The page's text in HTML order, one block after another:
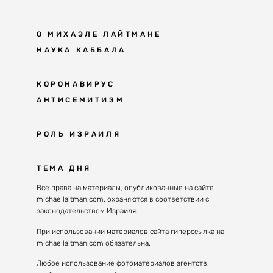
О МИХАЭЛЕ ЛАЙТМАНЕ
НАУКА КАББАЛА
Мудрость каббалы
Каббала сегодня
Великие каббалисты
Духовные состояния
Конгрессы каббалы
Каббалистическая музыка
Духовные состояния
КОРОНАВИРУС
АНТИСЕМИТИЗМ
Антисемитизм в современном мире
Решение
РОЛЬ ИЗРАИЛЯ
Почему евреи
Израиль сегодня
Избраны служить миру
ТЕМА ДНЯ
Все права на материалы, опубликованные на сайте
michaellaitman.com, охраняются в соответствии с
законодательством Израиля.
При использовании материалов сайта гиперссылка на
michaellaitman.com обязательна.
Любое использование фотоматериалов агентств,